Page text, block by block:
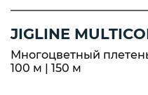
JIGLINE
Многоцветный
100 м | 150 м